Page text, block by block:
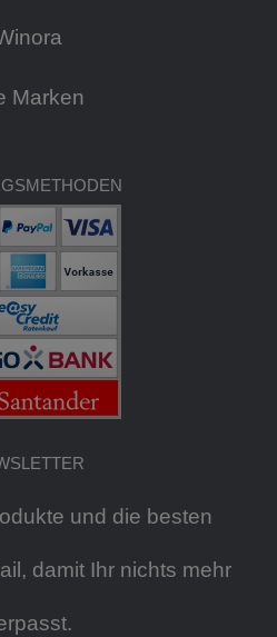
Marken
und die besten
damit Ihr nichts mehr